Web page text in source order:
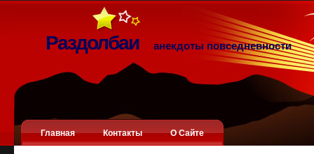
Раздолбаи анекдоты повседневности
Главная Контакты О Сайте